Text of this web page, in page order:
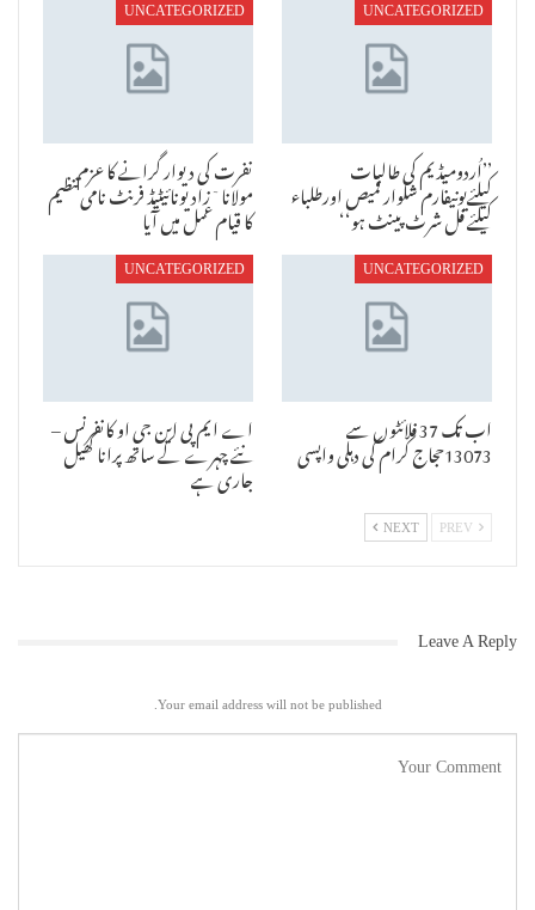
UNCATEGORIZED
’’اُردومیڈیم کی طالبات
کیلئےیونیفارم شلوار قمیص اورطلباء
کیلئے فل شرٹ پینٹ ہو‘‘
UNCATEGORIZED
نفرت کی دیوار گرانے کا عزم
مولانا ٓزاد یونائیٹیڈ فرنٹ نامی تنظیم
کا قیام عمل میں آیا
UNCATEGORIZED
اب تک 37 فلائٹوں سے
13073حجاج کرام کی دہلی واپسی
UNCATEGORIZED
اے ایم پی این جی او کانفرنس –
نئے چہرے کے ساتھ پرانا کھیل
جاری ہے
NEXT
Leave A Reply
Your email address will not be published.